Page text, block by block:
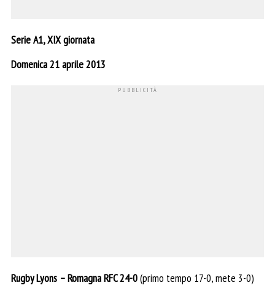
Serie A1, XIX giornata
Domenica 21 aprile 2013
Rugby Lyons – Romagna RFC 24-0(primo tempo 17-0, mete 3-0)